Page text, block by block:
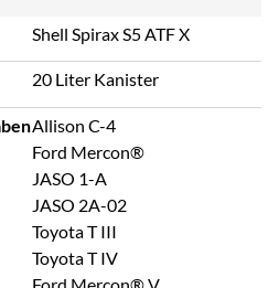
Shell Spirax S5 ATF X
20 Liter Kanister
Allison C-4
Ford Mercon®
JASO 1-A
JASO 2A-02
Toyota T III
Toyota T IV